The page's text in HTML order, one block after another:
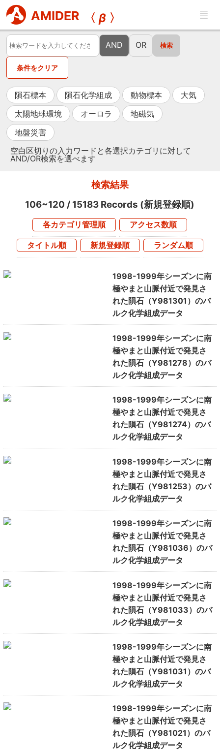
AMIDER 〈β 〉
AND OR
条件をクリア
隕石標本 隕石化学組成 動物標本
大気
太陽地球環境
オーロラ
地磁気
地盤災害
空白区切りの入力ワードと各選択カテゴリに対して
AND/OR検索を選べます
検索結果
106~120 / 15183 Records (新規登録順)
各カテゴリ管理順 アクセス数順
タイトル順 新規登録順 ランダム順
1998-1999年シーズンに南
極やまと山脈付近で発見さ
れた隕石（Y981301）のバ
ルク化学組成データ
1998-1999年シーズンに南
極やまと山脈付近で発見さ
れた隕石（Y981278）のバ
ルク化学組成データ
1998-1999年シーズンに南
極やまと山脈付近で発見さ
れた隕石（Y981274）のバ
ルク化学組成データ
1998-1999年シーズンに南
極やまと山脈付近で発見さ
れた隕石（Y981253）のバ
ルク化学組成データ
1998-1999年シーズンに南
極やまと山脈付近で発見さ
れた隕石（Y981036）のバ
ルク化学組成データ
1998-1999年シーズンに南
極やまと山脈付近で発見さ
れた隕石（Y981033）のバ
ルク化学組成データ
1998-1999年シーズンに南
極やまと山脈付近で発見さ
れた隕石（Y981031）のバ
ルク化学組成データ
1998-1999年シーズンに南
極やまと山脈付近で発見さ
れた隕石（Y981021）のバ
ルク化学組成データ